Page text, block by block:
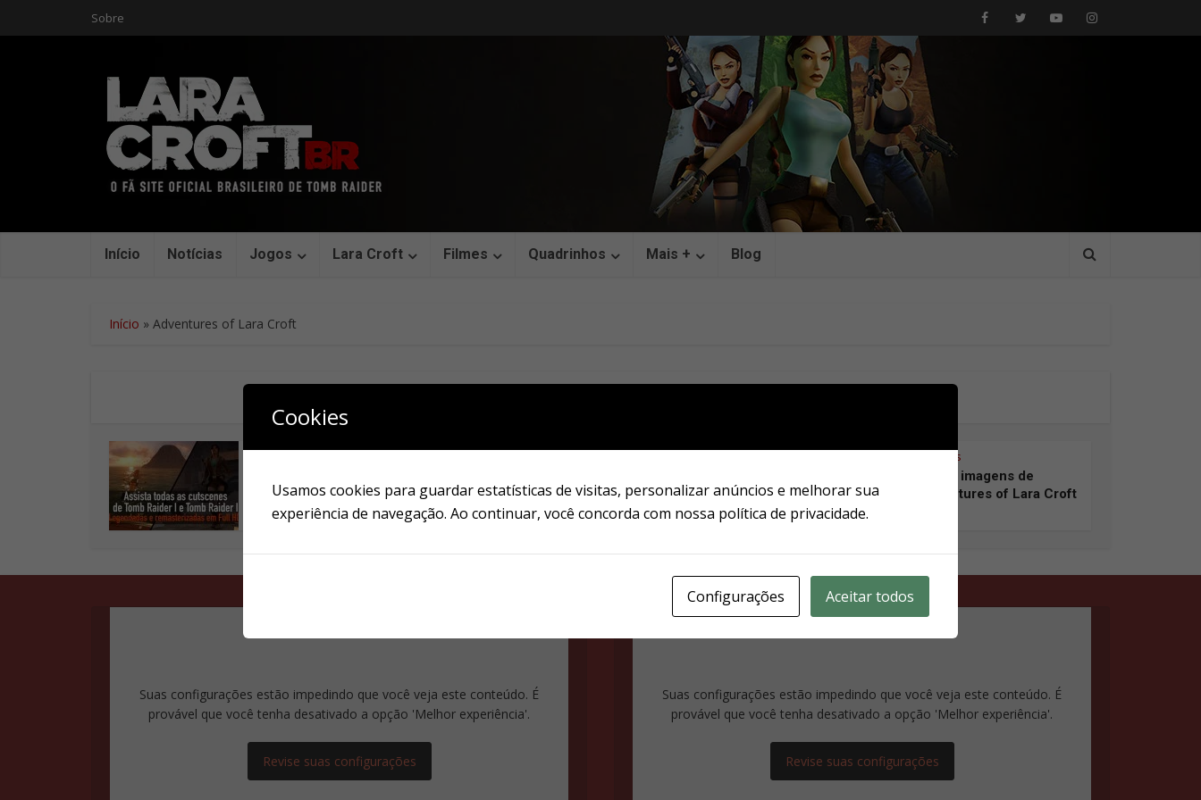
Sobre
Início Notícias Jogos Lara Croft Filmes Quadrinhos Mais + Blog
Início » Adventures of Lara Croft
cutscenes do TR1 e TR2
legendadas e...
clássicos em sistemas...
Notícias
Novas imagens de
Adventures of Lara Croft
Suas configurações estão impedindo que você veja este conteúdo. É
provável que você tenha desativado a opção 'Melhor experiência'.
Revise suas configurações
Suas configurações estão impedindo que você veja este conteúdo. É
provável que você tenha desativado a opção 'Melhor experiência'.
Revise suas configurações
Cookies
Usamos cookies para guardar estatísticas de visitas, personalizar anúncios e melhorar sua
experiência de navegação. Ao continuar, você concorda com nossa política de privacidade.
Configurações Aceitar todos